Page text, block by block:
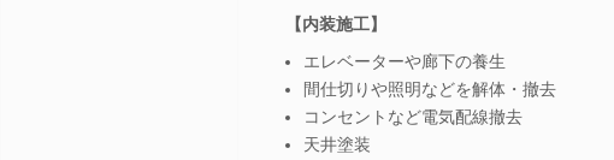
【内装施工】
エレベーターや廊下の養生
間仕切りや照明などを解体・撤去
コンセントなど電気配線撤去
天井塗装